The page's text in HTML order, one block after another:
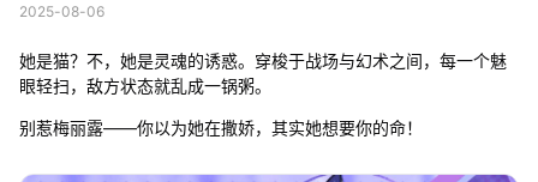
2025-08-06
她是猫？不，她是灵魂的诱惑。穿梭于战场与幻术之间，每一个魅
眼轻扫，敌方状态就乱成一锅粥。
别惹梅丽露——你以为她在撒娇，其实她想要你的命！